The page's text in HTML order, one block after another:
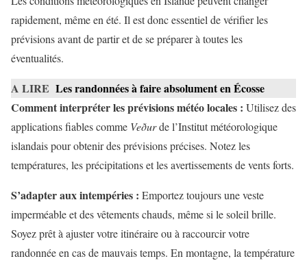
rapidement, même en été. Il est donc essentiel de vérifier les
prévisions avant de partir et de se préparer à toutes les
éventualités.
A LIRE Les randonnées à faire absolument en Écosse
Comment interpréter les prévisions météo locales : Utilisez des
applications fiables comme Veðurde l’Institut météorologique
islandais pour obtenir des prévisions précises. Notez les
températures, les précipitations et les avertissements de vents forts.
S’adapter aux intempéries : Emportez toujours une veste
imperméable et des vêtements chauds, même si le soleil brille.
Soyez prêt à ajuster votre itinéraire ou à raccourcir votre
randonnée en cas de mauvais temps. En montagne, la température